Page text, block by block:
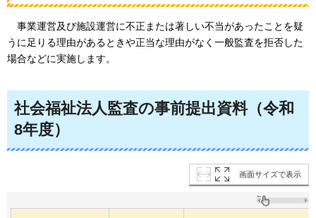
事業運営及び施設運営に不正または著しい不当があったことを疑
うに足りる理由があるときや正当な理由がなく一般監査を拒否した
場合などに実施します。
社会福祉法人監査の事前提出資料（令和
8年度）
画面サイズで表示